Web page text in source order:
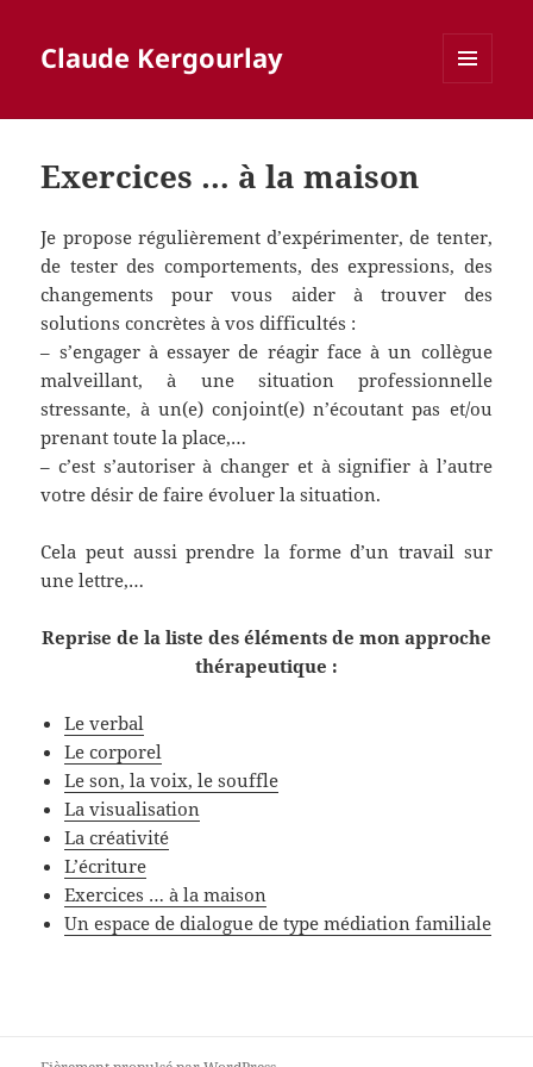
Claude Kergourlay
Exercices … à la maison
Je propose régulièrement d’expérimenter, de tenter,
de tester des comportements, des expressions, des
changements pour vous aider à trouver des
solutions concrètes à vos difficultés :
– s’engager à essayer de réagir face à un collègue
malveillant, à une situation professionnelle
stressante, à un(e) conjoint(e) n’écoutant pas et/ou
prenant toute la place,…
– c’est s’autoriser à changer et à signifier à l’autre
votre désir de faire évoluer la situation.
Cela peut aussi prendre la forme d’un travail sur
une lettre,…
Reprise de la liste des éléments de mon approche
thérapeutique :
Le verbal
Le corporel
Le son, la voix, le souffle
La visualisation
La créativité
L’écriture
Exercices … à la maison
Un espace de dialogue de type médiation familiale